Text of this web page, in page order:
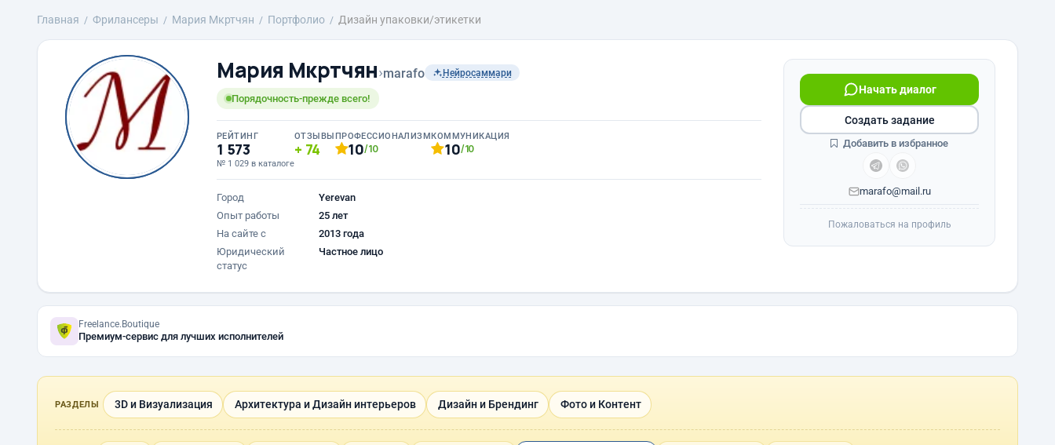
Главная Фрилансеры Mария Мкртчян Портфолио Дизайн упаковки/этикетки
Mария Мкртчян›marafo Нейросаммари
Порядочность-прежде всего!
РЕЙТИНГ
1 573
№ 1 029 в каталоге
ОТЗЫВЫ
74
ПРОФЕССИОНАЛИЗМ
10/10
КОММУНИКАЦИЯ
10/10
Город
Yerevan
Опыт работы
25 лет
На сайте с
2013 года
Юридический
статус
Частное лицо
Начать диалог
marafo@mail.ru
Создать задание
Добавить в избранное
Пожаловаться на профиль
Freelance.Boutique
Премиум-сервис для лучших исполнителей
РАЗДЕЛЫ 3D и Визуализация Архитектура и Дизайн интерьеров Дизайн и Брендинг Фото и Контент